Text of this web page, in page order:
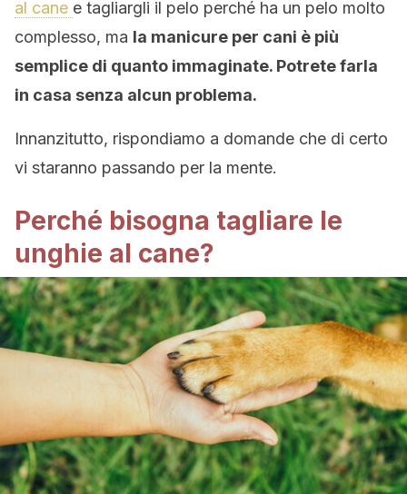
al cane e tagliargli il pelo perché ha un pelo molto
complesso, ma la manicure per cani è più
semplice di quanto immaginate. Potrete farla
in casa senza alcun problema.
Innanzitutto, rispondiamo a domande che di certo
vi staranno passando per la mente.
Perché bisogna tagliare le
unghie al cane?